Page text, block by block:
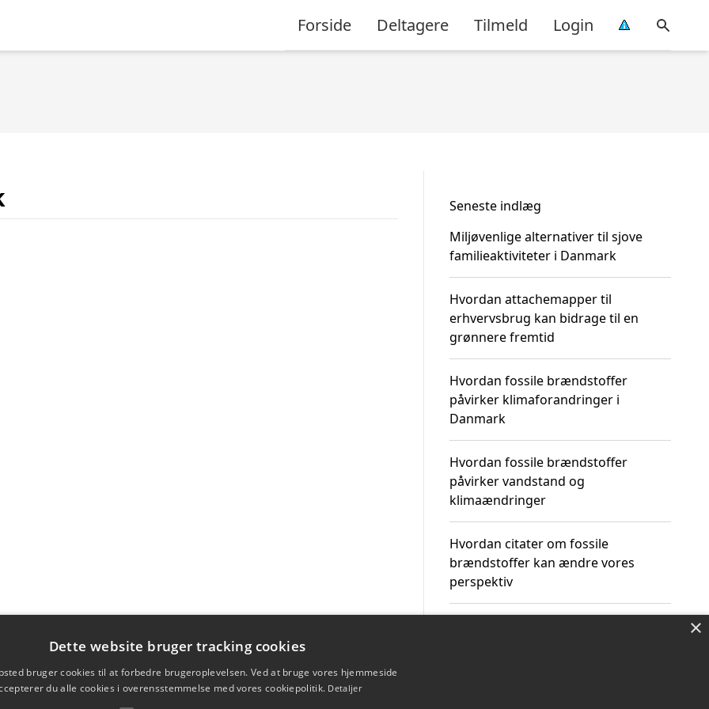
Forside Deltagere Tilmeld Login
Seneste indlæg
Miljøvenlige alternativer til sjove
familieaktiviteter i Danmark
Hvordan attachemapper til
erhvervsbrug kan bidrage til en
grønnere fremtid
Hvordan fossile brændstoffer
påvirker klimaforandringer i
Danmark
Hvordan fossile brændstoffer
påvirker vandstand og
klimaændringer
Hvordan citater om fossile
brændstoffer kan ændre vores
perspektiv
×
Dette website bruger tracking cookies
bruger cookies til at forbedre brugeroplevelsen. Ved at bruge vores hjemmeside
du alle cookies i overensstemmelse med vores cookiepolitik. Detaljer